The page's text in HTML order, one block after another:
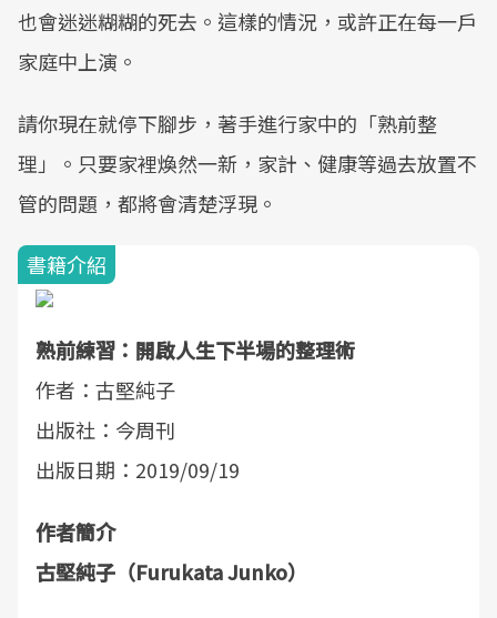
也會迷迷糊糊的死去。這樣的情況，或許正在每一戶
家庭中上演。
請你現在就停下腳步，著手進行家中的「熟前整
理」。只要家裡煥然一新，家計、健康等過去放置不
管的問題，都將會清楚浮現。
書籍介紹
熟前練習：開啟人生下半場的整理術
作者：古堅純子
出版社：今周刊
出版日期：2019/09/19
作者簡介
古堅純子（Furukata Junko）